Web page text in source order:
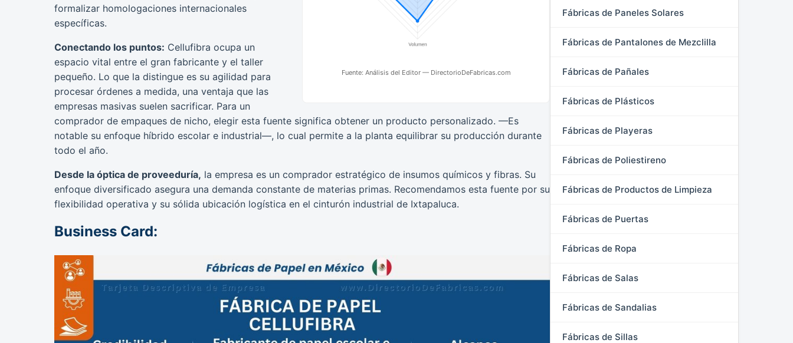
Fuente: Análisis del Editor — DirectorioDeFabricas.com
formalizar homologaciones internacionales
específicas.
Conectando los puntos: Cellufibra ocupa un
espacio vital entre el gran fabricante y el taller
pequeño. Lo que la distingue es su agilidad para
procesar órdenes a medida, una ventaja que las
empresas masivas suelen sacrificar. Para un
comprador de empaques de nicho, elegir esta fuente significa obtener un producto personalizado. —Es
notable su enfoque híbrido escolar e industrial—, lo cual permite a la planta equilibrar su producción durante
todo el año.
Desde la óptica de proveeduría, la empresa es un comprador estratégico de insumos químicos y fibras. Su
enfoque diversificado asegura una demanda constante de materias primas. Recomendamos esta fuente por su
flexibilidad operativa y su sólida ubicación logística en el cinturón industrial de Ixtapaluca.
Business Card:
Fábricas de Paneles Solares
Fábricas de Pantalones de Mezclilla
Fábricas de Pañales
Fábricas de Plásticos
Fábricas de Playeras
Fábricas de Poliestireno
Fábricas de Productos de Limpieza
Fábricas de Puertas
Fábricas de Ropa
Fábricas de Salas
Fábricas de Sandalias
Fábricas de Sillas